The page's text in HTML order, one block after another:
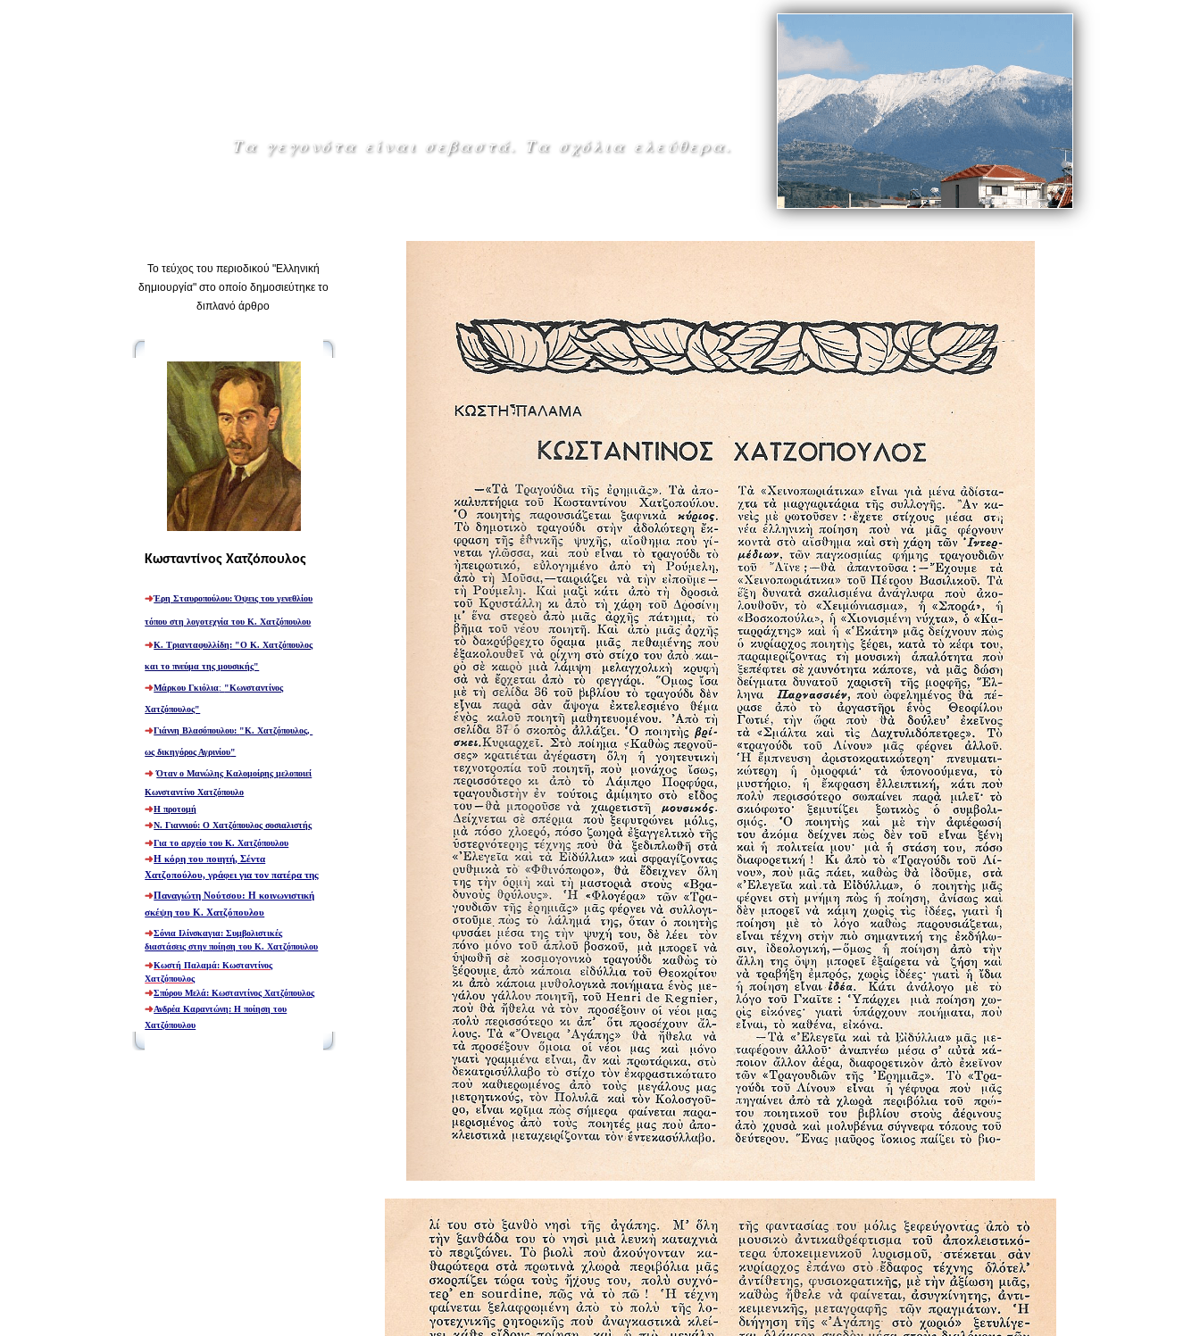
Τα γεγονότα είναι σεβαστά. Τα σχόλια ελεύθερα.
Το τεύχος του περιοδικού "Ελληνική
δημιουργία" στο οποίο δημοσιεύτηκε το
διπλανό άρθρο
Κωσταντίνος Χατζόπουλος
Έρη Σταυροπούλου: Όψεις του γενεθλίου
τόπου στη λογοτεχνία του Κ. Χατζόπουλου
Κ. Τριανταφυλλίδη: "Ο Κ. Χατζόπουλος
και το πνεύμα της μουσικής"
Μάρκου Γκιόλια: "Κωνσταντίνος
Χατζόπουλος"
Γιάννη Βλασόπουλου: "Κ. Χατζόπουλος,
ως δικηγόρος Αγρινίου"
Όταν ο Μανώλης Καλομοίρης μελοποιεί
Κωνσταντίνο Χατζόπουλο
Η προτομή
Ν. Γιαννιού: Ο Χατζόπουλος σοσιαλιστής
Για το αρχείο του Κ. Χατζόπουλου
Η κόρη του ποιητή, Σέντα
Χατζοπούλου, γράφει για τον πατέρα της
Παναγιώτη Νούτσου: Η κοινωνιστική
σκέψη του Κ. Χατζόπουλου
Σόνια Ιλίνσκαγια: Συμβολιστικές
διαστάσεις στην ποίηση του Κ. Χατζόπουλου
Κωστή Παλαμά: Κωσταντίνος
Χατζόπουλος
Σπύρου Μελά: Κωσταντίνος Χατζόπουλος
Ανδρέα Καραντώνη: Η ποίηση του
Χατζόπουλου